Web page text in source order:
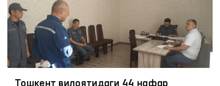
Тошкент вилоятидаги 44 нафар